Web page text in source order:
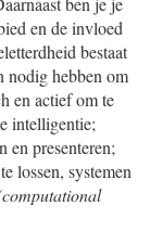
en de invloed
bestaat
nodig hebben om
en actief om te
intelligentie;
en presenteren;
lossen, systemen